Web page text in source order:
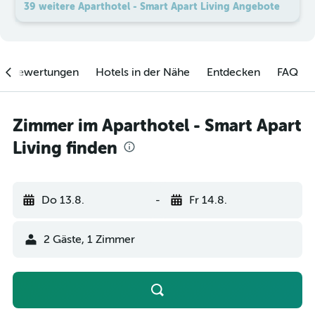
39 weitere Aparthotel - Smart Apart Living Angebote
Hotels in der Nähe Entdecken FAQ
Zimmer im Aparthotel - Smart Apart
Living finden
Do 13.8. - Fr 14.8.
2 Gäste, 1 Zimmer